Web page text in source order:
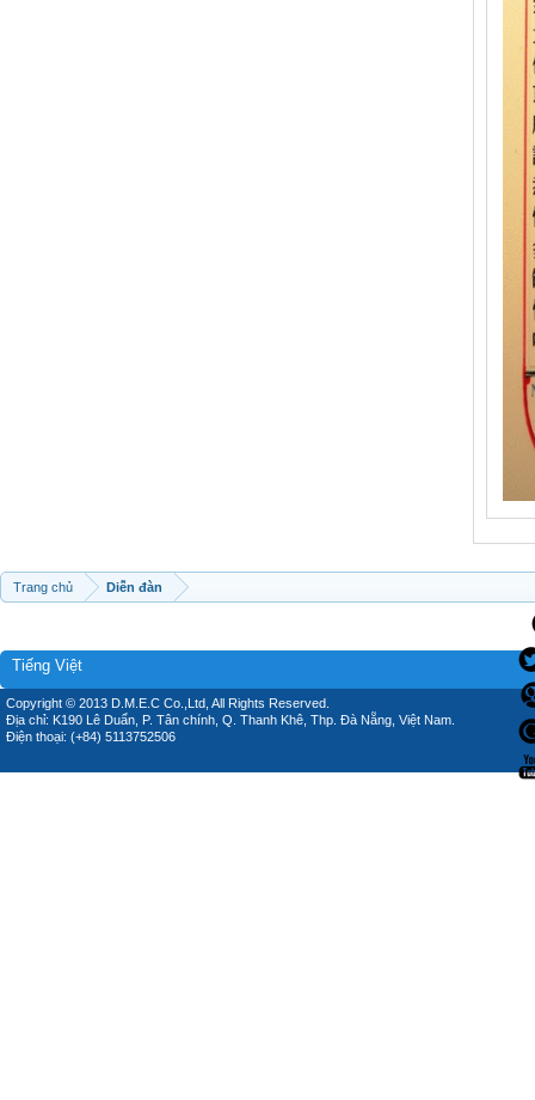
Trang chủ Diễn đàn
Tiếng Việt
Copyright © 2013 D.M.E.C Co.,Ltd, All Rights Reserved.
Địa chỉ: K190 Lê Duẩn, P. Tân chính, Q. Thanh Khê, Thp. Đà Nẵng, Việt Nam.
Điện thoại: (+84) 5113752506